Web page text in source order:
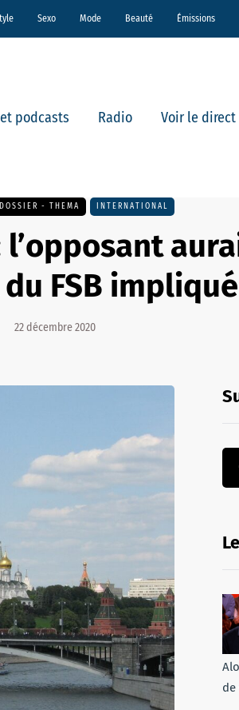
Sexo Mode Beauté Émissions
podcasts Radio Voir le direct
DOSSIER - THEMA INTERNATIONAL
FSB impliqué
22 décembre 2020
de